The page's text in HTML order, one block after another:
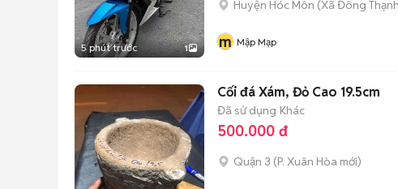
5 phút trước 1
Huyện Hóc Môn (Xã Đông Thạnh
m Mập Mạp
Cối đá Xám, Đỏ Cao 19.5cm
Đã sử dụng Khác
500.000 đ
Quận 3 (P. Xuân Hòa mới)